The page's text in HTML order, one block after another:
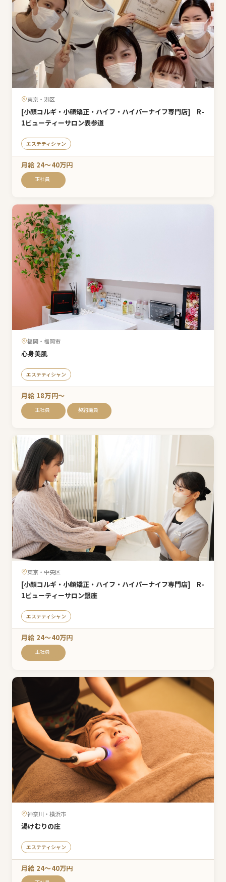
東京・港区
[小顔コルギ・小顔矯正・ハイフ・ハイパーナイフ専門店] R-
1ビューティーサロン表参道
エステティシャン
月給 24〜40万円
正社員
福岡・福岡市
心身美肌
エステティシャン
月給 18万円〜
正社員 契約職員
東京・中央区
[小顔コルギ・小顔矯正・ハイフ・ハイパーナイフ専門店] R-
1ビューティーサロン銀座
エステティシャン
月給 24〜40万円
正社員
神奈川・横浜市
湯けむりの庄
エステティシャン
月給 24〜40万円